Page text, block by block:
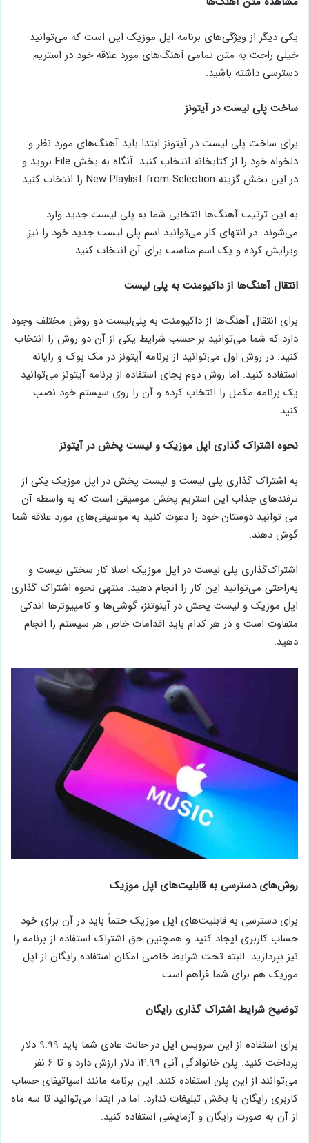
یکی دیگر از ویژگی‌های برنامه اپل موزیک این است که می‌توانید
خیلی راحت به متن تمامی آهنگ‌های مورد علاقه خود در استریم
دسترسی داشته باشید.
ساخت پلی لیست در آیتونز
برای ساخت پلی لیست در آیتونز ابتدا باید آهنگ‌های مورد نظر و
دلخواه خود را از کتابخانه انتخاب کنید. آنگاه به بخش File بروید و
در این بخش گزینه New Playlist from Selection را انتخاب کنید.
به این ترتیب آهنگ‌ها انتخابی شما به پلی لیست جدید وارد
می‌شوند. در انتهای کار می‌توانید اسم پلی لیست جدید خود را نیز
ویرایش کرده و یک اسم مناسب برای آن انتخاب کنید.
انتقال آهنگ‌ها از داکیومنت به پلی لیست
برای انتقال آهنگ‌ها از داکیومنت به پلی‌لیست دو روش مختلف وجود
دارد که شما می‌توانید بر حسب شرایط یکی از آن دو روش را انتخاب
کنید. در روش اول می‌توانید از برنامه آیتونز در مک بوک و رایانه
استفاده کنید. اما روش دوم بجای استفاده از برنامه آیتونز می‌توانید
یک برنامه مکمل را انتخاب کرده و آن را روی سیستم خود نصب
کنید.
نحوه اشتراک گذاری اپل موزیک و لیست پخش در آیتونز
به اشتراک گذاری پلی لیست و لیست پخش در اپل موزیک یکی از
ترفندهای جذاب این استریم پخش موسیقی است که به واسطه آن
می توانید دوستان خود را دعوت کنید به موسیقی‌های مورد علاقه شما
گوش دهند.
اشتراک‌گذاری پلی لیست در اپل موزیک اصلا کار سختی نیست و
به‌راحتی می‌توانید این کار را انجام دهید. منتهی نحوه اشتراک گذاری
اپل موزیک و لیست پخش در آینوتنز، گوشی‌ها و کامپیوترها اندکی
متفاوت است و در هر کدام باید اقدامات خاص هر سیستم را انجام
دهید.
روش‌های دسترسی به قابلیت‌های اپل موزیک
برای دسترسی به قابلیت‌های اپل موزیک حتماً باید در آن برای خود
حساب کاربری ایجاد کنید و همچنین حق اشتراک استفاده از برنامه را
نیز بپردازید. البته تحت شرایط خاصی امکان استفاده رایگان از اپل
موزیک هم برای شما فراهم است.
توضیح شرایط اشتراک گذاری رایگان
برای استفاده از این سرویس اپل در حالت عادی شما باید ۹.۹۹ دلار
پرداخت کنید. پلن خانوادگی آنی ۱۴.۹۹ دلار ارزش دارد و تا ۶ نفر
می‌توانند از این پلن استفاده کنند. این برنامه مانند اسپاتیفای حساب
کاربری رایگان با بخش تبلیغات ندارد. اما در ابتدا می‌توانید تا سه ماه
از آن به صورت رایگان و آزمایشی استفاده کنید.